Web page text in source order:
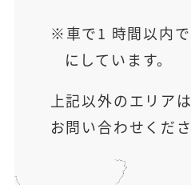
車で1 時間以内
にしています。
上記以外のエリア
お問い合わせくださ